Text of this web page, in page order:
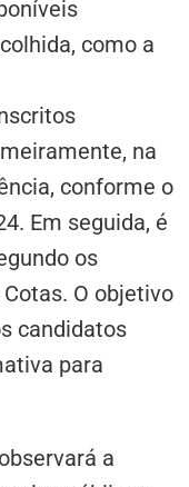
como a
na
conforme o
Em seguida, é
os
O objetivo
candidatos
para
a